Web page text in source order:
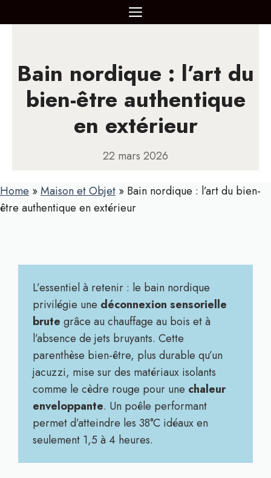
au
MENU
Bain nordique : l’art du
bien-être authentique
en extérieur
22 mars 2026
Home »Maison et Objet » Bain nordique : l’art du bien-
être authentique en extérieur
L’essentiel à retenir : le bain nordique
privilégie une déconnexion sensorielle
brute grâce au chauffage au bois et à
l’absence de jets bruyants. Cette
parenthèse bien-être, plus durable qu’un
jacuzzi, mise sur des matériaux isolants
comme le cèdre rouge pour une chaleur
enveloppante. Un poêle performant
permet d’atteindre les 38°C idéaux en
seulement 1,5 à 4 heures.